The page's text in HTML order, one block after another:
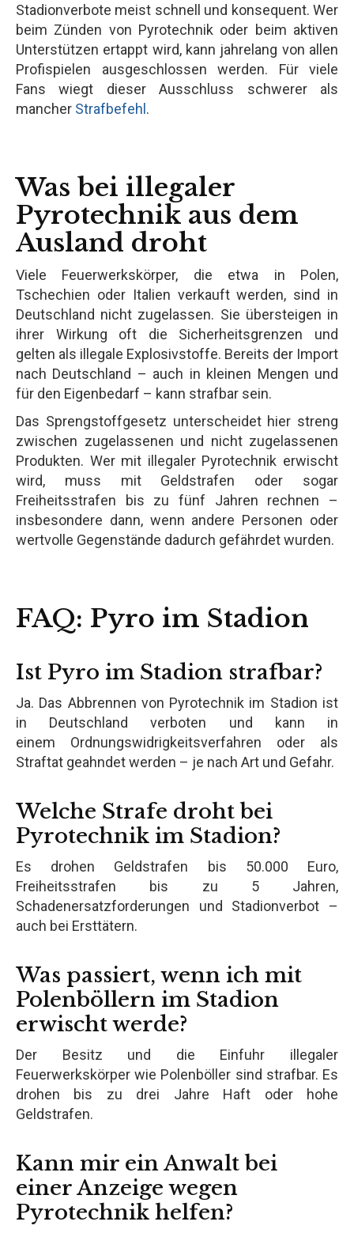
Stadionverbote meist schnell und konsequent. Wer
beim Zünden von Pyrotechnik oder beim aktiven
Unterstützen ertappt wird, kann jahrelang von allen
Profispielen ausgeschlossen werden. Für viele
Fans wiegt dieser Ausschluss schwerer als
mancher Strafbefehl.
Was bei illegaler
Pyrotechnik aus dem
Ausland droht
Viele Feuerwerkskörper, die etwa in Polen,
Tschechien oder Italien verkauft werden, sind in
Deutschland nicht zugelassen. Sie übersteigen in
ihrer Wirkung oft die Sicherheitsgrenzen und
gelten als illegale Explosivstoffe. Bereits der Import
nach Deutschland – auch in kleinen Mengen und
für den Eigenbedarf – kann strafbar sein.
Das Sprengstoffgesetz unterscheidet hier streng
zwischen zugelassenen und nicht zugelassenen
Produkten. Wer mit illegaler Pyrotechnik erwischt
wird, muss mit Geldstrafen oder sogar
Freiheitsstrafen bis zu fünf Jahren rechnen –
insbesondere dann, wenn andere Personen oder
wertvolle Gegenstände dadurch gefährdet wurden.
FAQ: Pyro im Stadion
Ist Pyro im Stadion strafbar?
Ja. Das Abbrennen von Pyrotechnik im Stadion ist
in Deutschland verboten und kann in
einem Ordnungswidrigkeitsverfahren oder als
Straftat geahndet werden – je nach Art und Gefahr.
Welche Strafe droht bei
Pyrotechnik im Stadion?
Es drohen Geldstrafen bis 50.000 Euro,
Freiheitsstrafen bis zu 5 Jahren,
Schadenersatzforderungen und Stadionverbot –
auch bei Ersttätern.
Was passiert, wenn ich mit
Polenböllern im Stadion
erwischt werde?
Der Besitz und die Einfuhr illegaler
Feuerwerkskörper wie Polenböller sind strafbar. Es
drohen bis zu drei Jahre Haft oder hohe
Geldstrafen.
Kann mir ein Anwalt bei
einer Anzeige wegen
Pyrotechnik helfen?